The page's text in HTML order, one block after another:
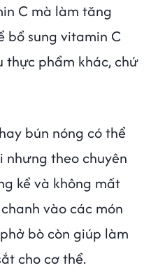
C mà làm tăng
bổ sung vitamin C
thực phẩm khác, chứ
bún nóng có thể
nhưng theo chuyên
kể và không mất
vào các món
bò còn giúp làm
cho cơ thể.